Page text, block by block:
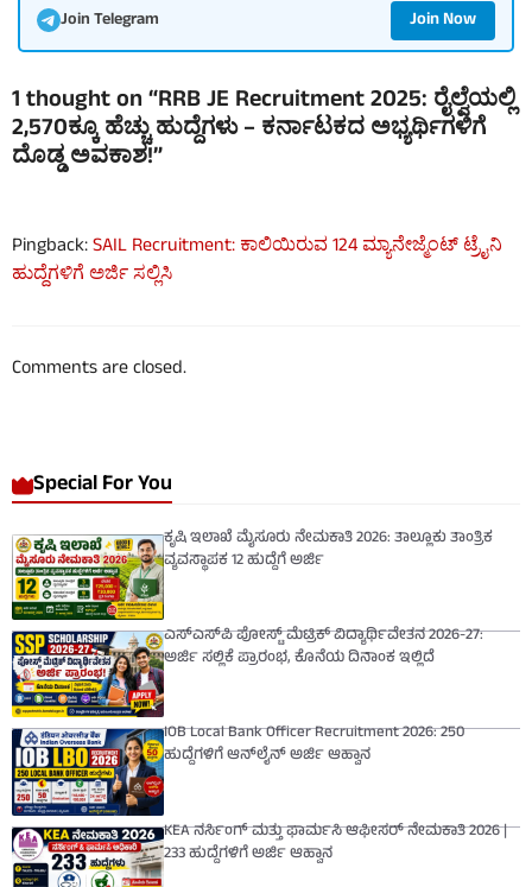
Join Telegram Join Now
1 thought on “RRB JE Recruitment 2025: ರೈಲ್ವೆಯಲ್ಲಿ
2,570ಕ್ಕೂ ಹೆಚ್ಚು ಹುದ್ದೆಗಳು – ಕರ್ನಾಟಕದ ಅಭ್ಯರ್ಥಿಗಳಿಗೆ
ದೊಡ್ಡ ಅವಕಾಶ!”
Pingback:SAIL Recruitment: ಕಾಲಿಯಿರುವ 124 ಮ್ಯಾನೇಜ್ಮೆಂಟ್ ಟ್ರೈನಿ
ಹುದ್ದೆಗಳಿಗೆ ಅರ್ಜಿ ಸಲ್ಲಿಸಿ
Comments are closed.
Special For You
ಕೃಷಿ ಇಲಾಖೆ ಮೈಸೂರು ನೇಮಕಾತಿ 2026: ತಾಲ್ಲೂಕು ತಾಂತ್ರಿಕ
ವ್ಯವಸ್ಥಾಪಕ 12 ಹುದ್ದೆಗೆ ಅರ್ಜಿ
ಎಸ್‌ಎಸ್‌ಪಿ ಪೋಸ್ಟ್ ಮೆಟ್ರಿಕ್ ವಿದ್ಯಾರ್ಥಿವೇತನ 2026-27:
ಅರ್ಜಿ ಸಲ್ಲಿಕೆ ಪ್ರಾರಂಭ, ಕೊನೆಯ ದಿನಾಂಕ ಇಲ್ಲಿದೆ
IOB Local Bank Officer Recruitment 2026: 250
ಹುದ್ದೆಗಳಿಗೆ ಆನ್‌ಲೈನ್ ಅರ್ಜಿ ಆಹ್ವಾನ
KEA ನರ್ಸಿಂಗ್ ಮತ್ತು ಫಾರ್ಮಸಿ ಆಫೀಸರ್ ನೇಮಕಾತಿ 2026 |
233 ಹುದ್ದೆಗಳಿಗೆ ಅರ್ಜಿ ಆಹ್ವಾನ